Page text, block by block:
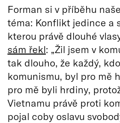
Forman si v příběhu
téma: Konflikt jedince a
kterou právě dlouhé
sám řekl: „Žil jsem v
tak dlouho, že každý,
komunismu, byl pro mě
pro mě byli hrdiny,
Vietnamu právě proti
pojal coby oslavu